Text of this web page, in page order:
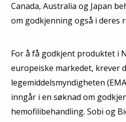
Canada, Australia og Japan
om godkjenning også i deres
For å få godkjent produktet i
europeiske markedet, krever
legemiddelsmyndigheten
inngår i en søknad om
hemofilibehandling. Sobi og